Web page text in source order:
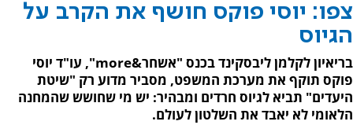
צפו: יוסי פוקס חושף את הקרב על
הגיוס
בריאיון לקלמן ליבסקינד בכנס "אשחר&more", עו"ד יוסי
פוקס תוקף את מערכת המשפט, מסביר מדוע רק "שיטת
היעדים" תביא לגיוס חרדים ומבהיר: יש מי שחושש שהמחנה
הלאומי לא יאבד את השלטון לעולם.